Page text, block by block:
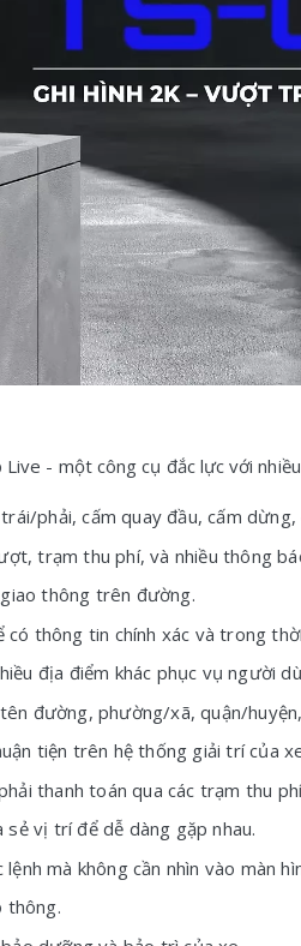
- một công cụ đắc lực với
phải, cấm quay đầu, cấm
trạm thu phí, và nhiều thông
thông trên đường.
có thông tin chính xác và trong
địa điểm khác phục vụ người
đường, phường/xã, quận/
tiện trên hệ thống giải trí của
thanh toán qua các trạm thu
sẻ vị trí để dễ dàng gặp nhau.
mà không cần nhìn vào màn
thông.